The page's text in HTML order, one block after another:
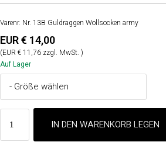
Varenr. Nr. 13B Guldraggen Wollsocken army
EUR € 14,00
(EUR € 11,76 zzgl. MwSt. )
Auf Lager